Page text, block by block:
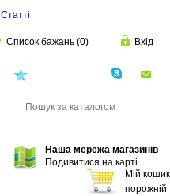
Статті
Список бажань (0) Вхід
Наша мережа магазинів
Подивитися на карті
Мій кошик
порожній